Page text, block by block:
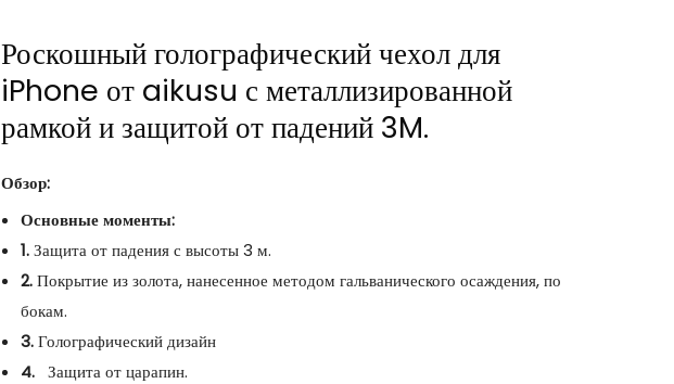
Роскошный голографический чехол для
iPhone от aikusu с металлизированной
рамкой и защитой от падений 3M.
Обзор:
Основные моменты:
1.Защита от падения с высоты 3 м.
2.Покрытие из золота, нанесенное методом гальванического осаждения, по
бокам.
3.Голографический дизайн
4. Защита от царапин.